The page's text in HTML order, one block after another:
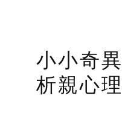
小小奇
析親心